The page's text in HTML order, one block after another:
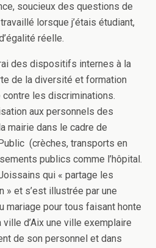
soucieux des questions de
lorsque j’étais étudiant,
réelle.
des dispositifs internes à la
de la diversité et formation
les discriminations.
aux personnels des
mairie dans le cadre de
(crèches, transports en
publics comme l’hôpital.
qui « partage les
» et s’est illustrée par une
mariage pour tous faisant honte
d’Aix une ville exemplaire
de son personnel et dans